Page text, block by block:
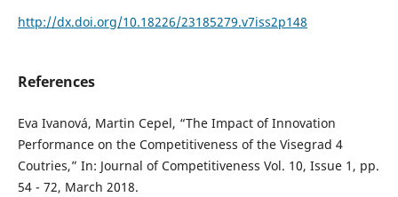
http://dx.doi.org/10.18226/23185279.v7iss2p148
References
Eva Ivanová, Martin Cepel, “The Impact of Innovation
Performance on the Competitiveness of the Visegrad 4
Coutries,” In: Journal of Competitiveness Vol. 10, Issue 1, pp.
54 - 72, March 2018.